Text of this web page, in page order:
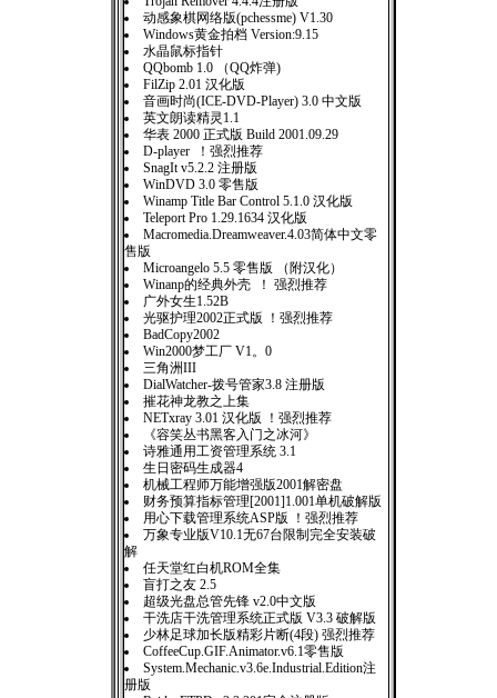
动感象棋网络版(pchessme) V1.30
Windows黄金拍档 Version:9.15
水晶鼠标指针
QQbomb 1.0 （QQ炸弹)
FilZip 2.01 汉化版
音画时尚(ICE-DVD-Player) 3.0 中文版
英文朗读精灵1.1
华表 2000 正式版 Build 2001.09.29
D-player ！强烈推荐
SnagIt v5.2.2 注册版
WinDVD 3.0 零售版
Winamp Title Bar Control 5.1.0 汉化版
Teleport Pro 1.29.1634 汉化版
Macromedia.Dreamweaver.4.03简体中文零
售版
Microangelo 5.5 零售版 （附汉化）
Winanp的经典外壳 ！ 强烈推荐
广外女生1.52B
光驱护理2002正式版 ！强烈推荐
BadCopy2002
Win2000梦工厂 V1。0
三角洲III
DialWatcher-拨号管家3.8 注册版
摧花神龙教之上集
NETxray 3.01 汉化版 ！强烈推荐
《容笑丛书黑客入门之冰河》
诗雅通用工资管理系统 3.1
生日密码生成器4
机械工程师万能增强版2001解密盘
财务预算指标管理[2001]1.001单机破解版
用心下载管理系统ASP版 ！强烈推荐
万象专业版V10.1无67台限制完全安装破
解
任天堂红白机ROM全集
盲打之友 2.5
超级光盘总管先锋 v2.0中文版
干洗店干洗管理系统正式版 V3.3 破解版
少林足球加长版精彩片断(4段) 强烈推荐
CoffeeCup.GIF.Animator.v6.1零售版
System.Mechanic.v3.6e.Industrial.Edition注
册版